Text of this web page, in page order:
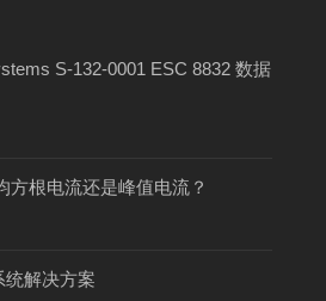
S-132-0001 ESC 8832 数据
方根电流还是峰值电流？
统解决方案